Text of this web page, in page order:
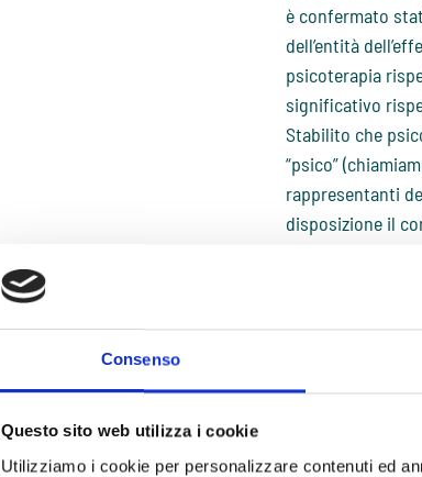
Consenso
Questo sito web utilizza i cookie
Utilizziamo i cookie per personalizzare contenuti ed
è confermato
dell’entità
psicoterapia
significativo
Stabilito che
“psico”
rappresentanti
disposizione il
psicofarmaci,
comparative
general
Riassumendo,
psicofarmaci e
che stiamo
premettere una